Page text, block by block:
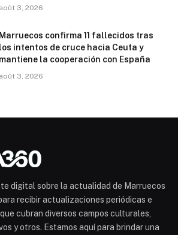
août 3, 2026
Marruecos confirma 11 fallecidos tras
los intentos de cruce hacia Ceuta y
mantiene la cooperación con España
août 3, 2026
digital sobre la actualidad de Marruecos
recibir actualizaciones periódicas e
cubran diversos campos culturales,
y otros. Estamos aquí para brindar una